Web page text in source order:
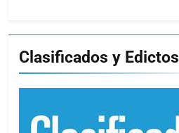
Clasificados y Edictos